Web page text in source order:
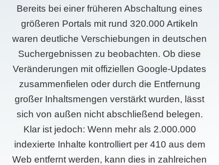
Bereits bei einer früheren Abschaltung eines
größeren Portals mit rund 320.000 Artikeln
waren deutliche Verschiebungen in deutschen
Suchergebnissen zu beobachten. Ob diese
Veränderungen mit offiziellen Google-Updates
zusammenfielen oder durch die Entfernung
großer Inhaltsmengen verstärkt wurden, lässt
sich von außen nicht abschließend belegen.
Klar ist jedoch: Wenn mehr als 2.000.000
indexierte Inhalte kontrolliert per 410 aus dem
Web entfernt werden, kann dies in zahlreichen